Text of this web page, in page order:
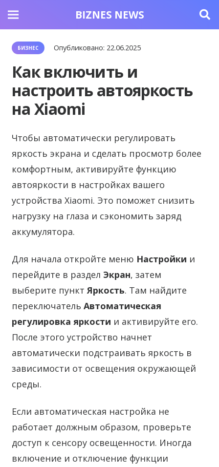
BIZNES NEWS
БИЗНЕС Опубликовано: 22.06.2025
Как включить и
настроить автояркость
на Xiaomi
Чтобы автоматически регулировать
яркость экрана и сделать просмотр более
комфортным, активируйте функцию
автояркости в настройках вашего
устройства Xiaomi. Это поможет снизить
нагрузку на глаза и сэкономить заряд
аккумулятора.
Для начала откройте меню Настройки и
перейдите в раздел Экран, затем
выберите пунктЯркость. Там найдите
переключатель Автоматическая
регулировка яркости и активируйте его.
После этого устройство начнет
автоматически подстраивать яркость в
зависимости от освещения окружающей
среды.
Если автоматическая настройка не
работает должным образом, проверьте
доступ к сенсору освещенности. Иногда
включение и отключение функции